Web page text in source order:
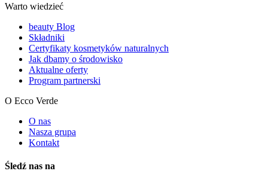
Warto wiedzieć
beauty Blog
Składniki
Certyfikaty kosmetyków naturalnych
Jak dbamy o środowisko
Aktualne oferty
Program partnerski
O Ecco Verde
O nas
Nasza grupa
Kontakt
Śledź nas na